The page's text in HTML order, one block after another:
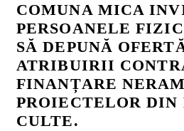
COMUNA MICA
PERSOANELE
SĂ DEPUNĂ
ATRIBUIRII
FINANȚARE
PROIECTELOR DIN
CULTE.